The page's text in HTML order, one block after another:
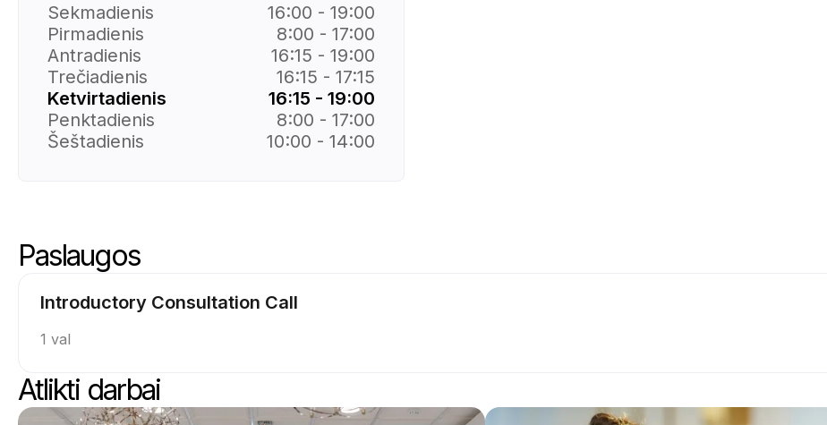
Sekmadienis
16:00 - 19:00
Pirmadienis
8:00 - 17:00
Antradienis
16:15 - 19:00
Trečiadienis
16:15 - 17:15
Ketvirtadienis
16:15 - 19:00
Penktadienis
8:00 - 17:00
Šeštadienis
10:00 - 14:00
Paslaugos
Introductory Consultation Call
1 val
Atlikti darbai